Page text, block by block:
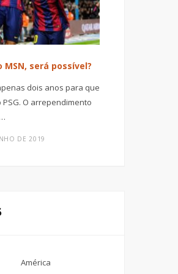
será possível?
dois anos para que
O arrependimento
DE 2019
América